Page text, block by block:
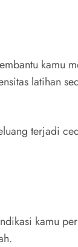
kamu
latihan
terjadi
kamu